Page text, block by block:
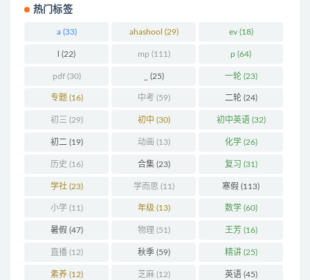
热门标签
a(33) ahashool (29) ev(18)
(22) mp (111) p (64)
pdf(30) (25) 一轮(23)
专题(16) 中考 (59) 二轮(24)
初三 (29) 初中 (30) 初中英语(32)
初二 (19) 动画 (13) 化学(26)
历史 (16) 合集(23) 复习 (31)
学社(23) 学而思 (11) 寒假 (113)
小学(11) 年级 (13) 数学(60)
暑假 (47) 物理 (51) 王芳(16)
直播(12) 秋季(59) 精讲(25)
素养(12) 芝麻(12) 英语(45)